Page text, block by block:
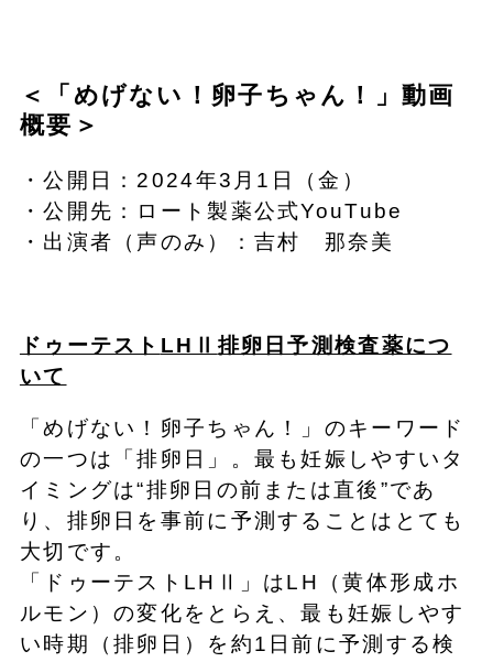
＜「めげない！卵子ちゃん！」動画
概要＞
・公開日：2024年3月1日（金）
・公開先：ロート製薬公式YouTube
・出演者（声のみ）：吉村 那奈美
ドゥーテスト LHⅡ 排卵日予測検査薬につ
いて
「めげない！卵子ちゃん！」のキーワード
の一つは「排卵日」。最も妊娠しやすいタ
イミングは“排卵日の前または直後”であ
り、排卵日を事前に予測することはとても
大切です。
「ドゥーテストLHⅡ」はLH（黄体形成ホ
ルモン）の変化をとらえ、最も妊娠しやす
い時期（排卵日）を約1日前に予測する検